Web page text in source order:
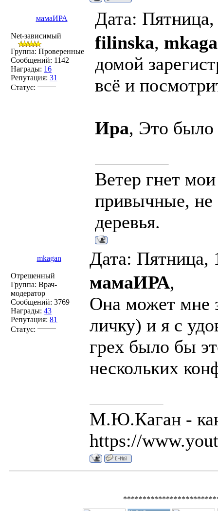
мамаИРА Дата:
Net-зависимый
Группа: Проверенные
Сообщений: 1142
Награды: 16
Репутация: 31
Статус:
filinska,
домой
всё и
Ира, Это было
Ветер гнет
привычные, не
деревья.
mkagan Дата: Пятница,
Отрешенный
Группа: Врач-
модератор
Сообщений: 3769
Награды: 43
Репутация: 81
Статус:
мамаИРА,
Она может мне
личку) и я с
грех было бы
нескольких
М.Ю.Каган -
https://